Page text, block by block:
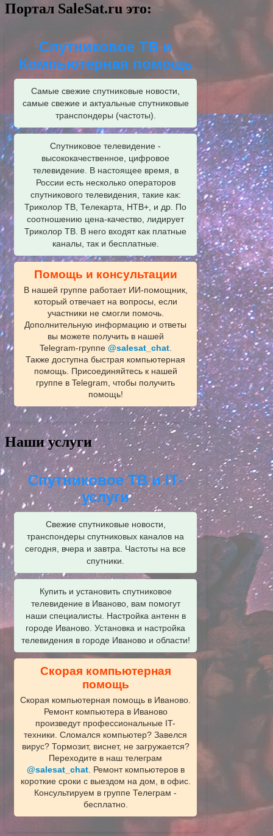
Портал SaleSat.ru это:
Спутниковое ТВ и
Компьютерная помощь
Самые свежие спутниковые новости,
самые свежие и актуальные спутниковые
транспондеры (частоты).
Спутниковое телевидение -
высококачественное, цифровое
телевидение. В настоящее время, в
России есть несколько операторов
спутникового телевидения, такие как:
Триколор ТВ, Телекарта, НТВ+, и др. По
соотношению цена-качество, лидирует
Триколор ТВ. В него входят как платные
каналы, так и бесплатные.
Помощь и консультации
В нашей группе работает ИИ‑помощник,
который отвечает на вопросы, если
участники не смогли помочь.
Дополнительную информацию и ответы
вы можете получить в нашей
Telegram‑группе @salesat_chat.
Также доступна быстрая компьютерная
помощь. Присоединяйтесь к нашей
группе в Telegram, чтобы получить
помощь!
Наши услуги
Спутниковое ТВ и IT-
услуги
Свежие спутниковые новости,
транспондеры спутниковых каналов на
сегодня, вчера и завтра. Частоты на все
спутники.
Купить и установить спутниковое
телевидение в Иваново, вам помогут
наши специалисты. Настройка антенн в
городе Иваново. Установка и настройка
телевидения в городе Иваново и области!
Скорая компьютерная
помощь
Скорая компьютерная помощь в Иваново.
Ремонт компьютера в Иваново
произведут профессиональные IT-
техники. Сломался компьютер? Завелся
вирус? Тормозит, виснет, не загружается?
Переходите в наш телеграм
@salesat_chat. Ремонт компьютеров в
короткие сроки с выездом на дом, в офис.
Консультируем в группе Телеграм -
бесплатно.